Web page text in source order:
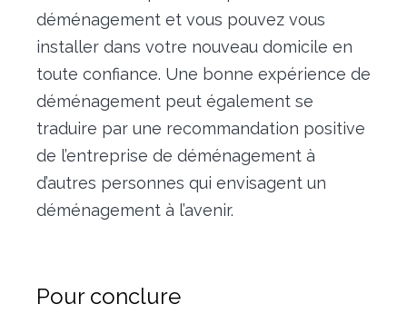
déménagement et vous pouvez vous
installer dans votre nouveau domicile en
toute confiance. Une bonne expérience de
déménagement peut également se
traduire par une recommandation positive
de l’entreprise de déménagement à
d’autres personnes qui envisagent un
déménagement à l’avenir.
Pour conclure